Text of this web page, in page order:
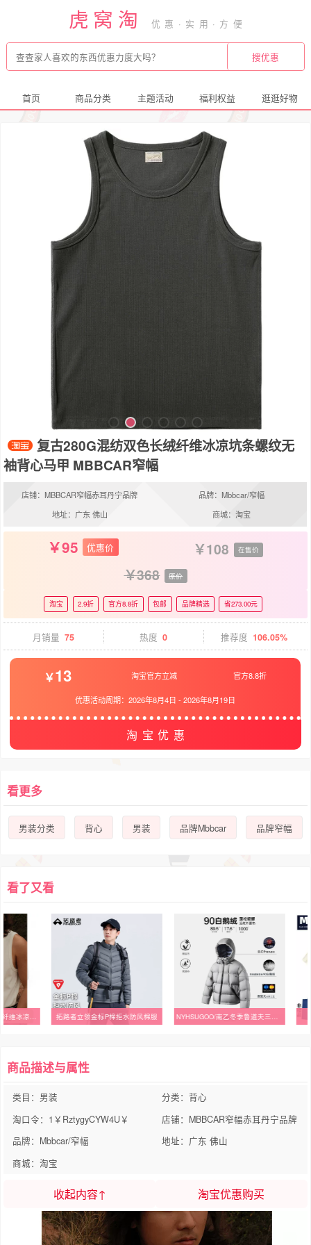
虎窝淘
首页 商品分类 主题活动 福利权益 逛逛好物
复古280G混纺双色长绒纤维冰凉坑条螺纹无
袖背心马甲 MBBCAR窄幅
店铺：MBBCAR窄幅赤耳丹宁品牌
品牌：Mbbcar/窄幅
地址：广东 佛山
商城：淘宝
95 优惠价 108 在售价
368 原价
淘宝 2.9折 官方8.8折 包邮 品牌精选 省273.00元
月销量 75 热度 0 推荐度 106.05%
13 淘宝官方立减 官方8.8折
优惠活动周期：2026年8月4日 -2026年8月19日
淘宝优惠
看更多
男装分类 背心 男装 品牌Mbbcar 品牌窄幅
看了又看
水防风棉服 潮牌短袖T恤男2025春夏季
商品描述与属性
类目：男装
分类：背心
淘口令：1￥RztygyCYW4U￥
店铺：MBBCAR窄幅赤耳丹宁品牌
品牌：Mbbcar/窄幅
地址：广东 佛山
商城：淘宝
收起内容↑ 淘宝优惠购买